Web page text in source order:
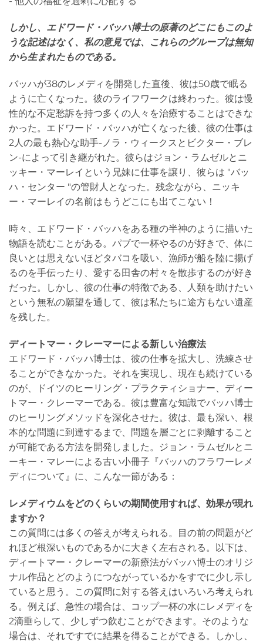
しかし、エドワード・バッハ博士の原著のどこにもこのよ
うな記述はなく、私の意見では、これらのグループは無知
から生まれたものである。
バッハが38のレメディを開発した直後、彼は50歳で眠る
ように亡くなった。彼のライフワークは終わった。彼は慢
性的な不定愁訴を持つ多くの人々を治療することはできな
かった。エドワード・バッハが亡くなった後、彼の仕事は
2人の最も熱心な助手-ノラ・ウィークスとビクター・ブレ
ン-によって引き継がれた。彼らはジョン・ラムゼルとニ
ッキー・マーレイという兄妹に仕事を譲り、彼らは "バッ
ハ・センター "の管財人となった。残念ながら、ニッキ
ー・マーレイの名前はもうどこにも出てこない！
時々、エドワード・バッハをある種の半神のように描いた
物語を読むことがある。パブで一杯やるのが好きで、体に
良いとは思えないほどタバコを吸い、漁師が船を陸に揚げ
るのを手伝ったり、愛する田舎の村々を散歩するのが好き
だった。しかし、彼の仕事の特徴である、人類を助けたい
という無私の願望を通して、彼は私たちに途方もない遺産
を残した。
ディートマー・クレーマーによる新しい治療法
エドワード・バッハ博士は、彼の仕事を拡大し、洗練させ
ることができなかった。それを実現し、現在も続けている
のが、ドイツのヒーリング・プラクティショナー、ディー
トマー・クレーマーである。彼は豊富な知識でバッハ博士
のヒーリングメソッドを深化させた。彼は、最も深い、根
本的な問題に到達するまで、問題を層ごとに剥離すること
が可能である方法を開発しました。ジョン・ラムゼルとニ
ーキー・マレーによる古い小冊子『バッハのフラワーレメ
ディについて』に、こんな一節がある：
レメディウムをどのくらいの期間使用すれば、効果が現れ
ますか？
この質問には多くの答えが考えられる。目の前の問題がど
れほど根深いものであるかに大きく左右される。以下は、
ディートマー・クレーマーの新療法がバッハ博士のオリジ
ナル作品とどのようにつながっているかをすでに少し示し
ていると思う。この質問に対する答えはいろいろ考えられ
る。例えば、急性の場合は、コップ一杯の水にレメディを
2滴垂らして、少しずつ飲むことができます。そのような
場合は、それですでに結果を得ることができる。しかし、